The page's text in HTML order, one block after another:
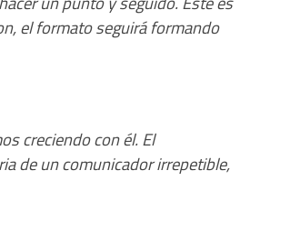
el formato seguirá formando
creciendo con él. El
de un comunicador irrepetible,